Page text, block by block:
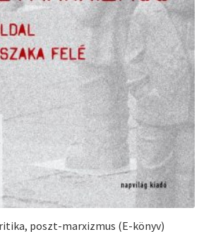
poszt-marxizmus (E-könyv)